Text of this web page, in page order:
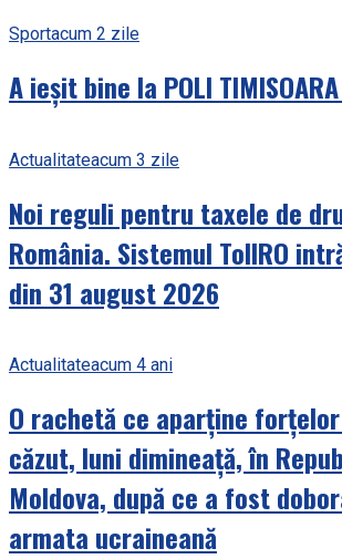
Sportacum 2 zile
A ieșit bine la POLI TIMISOARA
Actualitateacum 3 zile
Noi reguli pentru taxele de
România. Sistemul TollRO
din 31 august 2026
Actualitateacum 4 ani
O rachetă ce aparține
căzut, luni dimineață, în
Moldova, după ce a fost
armata ucraineană